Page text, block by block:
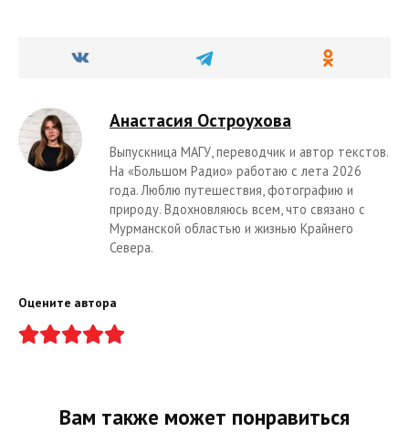
Анастасия Остроухова
Выпускница МАГУ, переводчик и автор текстов.
На «Большом Радио» работаю с лета 2026
года. Люблю путешествия, фотографию и
природу. Вдохновляюсь всем, что связано с
Мурманской областью и жизнью Крайнего
Севера.
Оцените автора
Вам также может понравиться